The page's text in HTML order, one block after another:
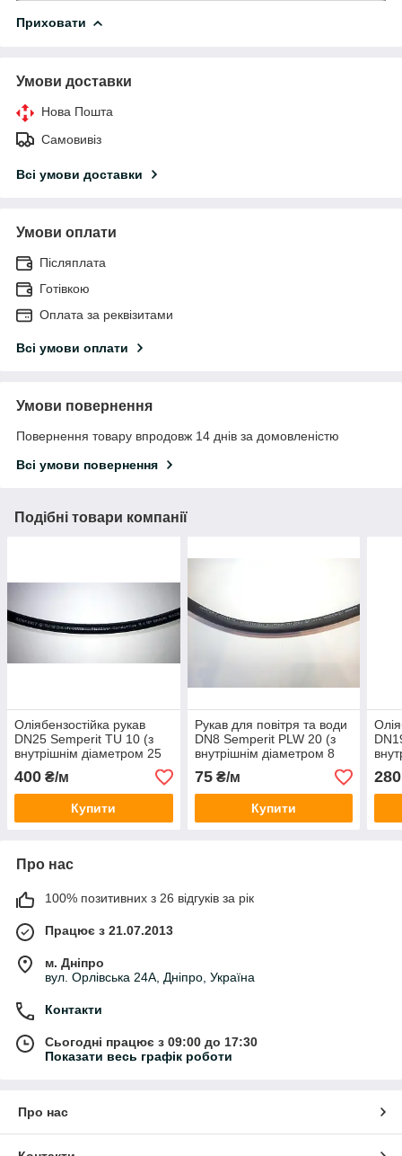
Приховати
Умови доставки
Нова Пошта
Самовивіз
Всі умови доставки
Умови оплати
Післяплата
Готівкою
Оплата за реквізитами
Всі умови оплати
Умови повернення
Повернення товару впродовж 14 днів за домовленістю
Всі умови повернення
Подібні товари компанії
Оліябензостійка рукав
DN25 Semperit TU 10 (з
внутрішнім діаметром 25
мм)
400 ₴/м
Купити
Рукав для повітря та води
DN8 Semperit PLW 20 (з
внутрішнім діаметром 8
мм)
75₴/м
Купити
мм)
280
Про нас
100% позитивних з 26 відгуків за рік
Працює з 21.07.2013
м. Дніпро
вул. Орлівська 24А, Дніпро, Україна
Контакти
Сьогодні працює з 09:00 до 17:30
Показати весь графік роботи
Про нас